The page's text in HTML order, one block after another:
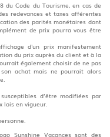
du Code du Tourisme, en cas de
redevances et taxes afférentes
des parités monétaires dont
de prix pourra vous être
d'un prix manifestement
du prix auprès du client et à la
également choisir de ne pas
achat mais ne pourrait alors
d’être modifiées par
lois en vigueur.
Sunshine Vacances sont des